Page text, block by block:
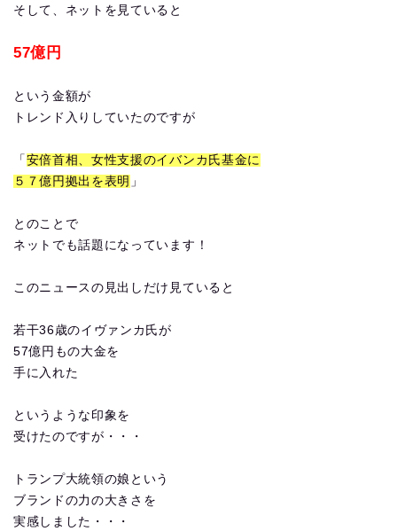
そして、ネットを見ていると
57億円
という金額が
トレンド入りしていたのですが
「 安倍首相、女性支援のイバンカ氏基金に
５７億円拠出を表明 」
とのことで
ネットでも話題になっています！
このニュースの見出しだけ見ていると
若干36歳のイヴァンカ氏が
57億円もの大金を
手に入れた
というような印象を
受けたのですが・・・
トランプ大統領の娘という
ブランドの力の大きさを
実感しました・・・